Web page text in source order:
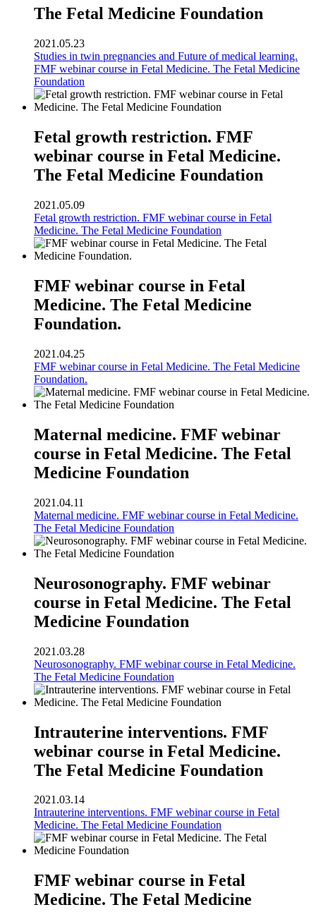
The Fetal Medicine Foundation
2021.05.23
Studies in twin pregnancies and Future of medical learning.
FMF webinar course in Fetal Medicine. The Fetal Medicine
Foundation
Fetal growth restriction. FMF
webinar course in Fetal Medicine.
The Fetal Medicine Foundation
2021.05.09
Fetal growth restriction. FMF webinar course in Fetal
Medicine. The Fetal Medicine Foundation
FMF webinar course in Fetal
Medicine. The Fetal Medicine
Foundation.
2021.04.25
FMF webinar course in Fetal Medicine. The Fetal Medicine
Foundation.
Maternal medicine. FMF webinar
course in Fetal Medicine. The Fetal
Medicine Foundation
2021.04.11
Maternal medicine. FMF webinar course in Fetal Medicine.
The Fetal Medicine Foundation
Neurosonography. FMF webinar
course in Fetal Medicine. The Fetal
Medicine Foundation
2021.03.28
Neurosonography. FMF webinar course in Fetal Medicine.
The Fetal Medicine Foundation
Intrauterine interventions. FMF
webinar course in Fetal Medicine.
The Fetal Medicine Foundation
2021.03.14
Intrauterine interventions. FMF webinar course in Fetal
Medicine. The Fetal Medicine Foundation
FMF webinar course in Fetal
Medicine. The Fetal Medicine